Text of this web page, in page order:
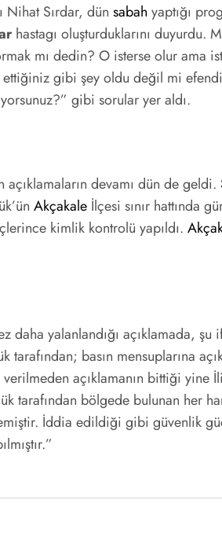
Nihat Sırdar, dün sabah yaptığı
hastagı oluşturduklarını duyurdu.
mı dedin? O isterse olur ama
ettiğiniz gibi şey oldu değil mi
gibi sorular yer aldı.
açıklamaların devamı dün de geldi.
Akçakale İlçesi sınır hattında
kimlik kontrolü yapıldı.
daha yalanlandığı açıklamada,
basın mensuplarına
açıklamanın bittiği yine
tarafından bölgede bulunan her
İddia edildiği gibi güvenlik